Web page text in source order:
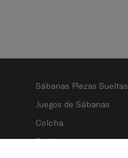
Sábanas Piezas Sueltas
Juegos de Sábanas
Colcha
Bouti